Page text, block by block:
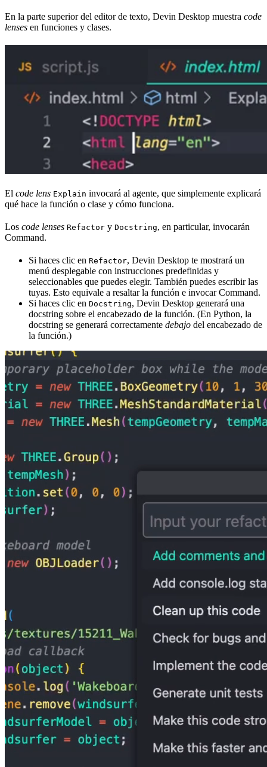
En la parte superior del editor de texto, Devin Desktop muestra code
lenses en funciones y clases.
El code lens Explain invocará al agente, que simplemente explicará
qué hace la función o clase y cómo funciona.
Los code lenses Refactor y Docstring, en particular, invocarán
Command.
Si haces clic en Refactor, Devin Desktop te mostrará un
menú desplegable con instrucciones predefinidas y
seleccionables que puedes elegir. También puedes escribir las
tuyas. Esto equivale a resaltar la función e invocar Command.
Si haces clic en Docstring, Devin Desktop generará una
docstring sobre el encabezado de la función. (En Python, la
docstring se generará correctamente debajo del encabezado de
la función.)